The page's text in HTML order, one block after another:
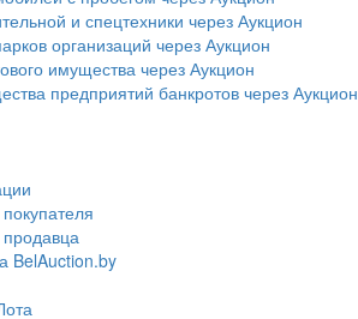
и спецтехники через Аукцион
организаций через Аукцион
имущества через Аукцион
предприятий банкротов через Аукцион
BelAuction.by